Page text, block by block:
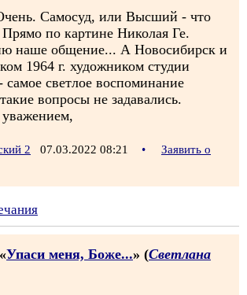
Самосуд, или Высший - что
Прямо по картине Николая Ге.
наше общение... А Новосибирск и
1964 г. художником студии
самое светлое воспоминание
вопросы не задавались.
2 07.03.2022 08:21 •
Заявить о
Упаси меня, Боже...» (Светлана